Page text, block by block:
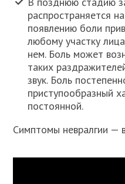
распространяется
появлению боли
любому участку
нем. Боль может
таких
звук. Боль
приступообразный
постоянной.
Симптомы невралгии —